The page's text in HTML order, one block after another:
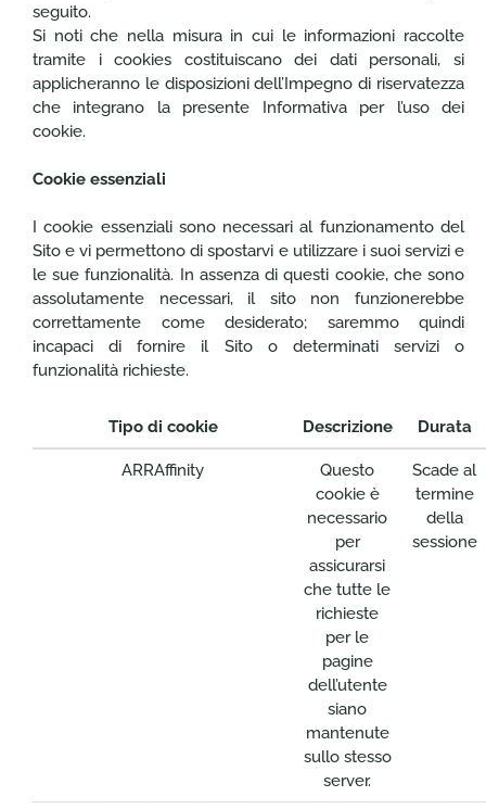
seguito.
Si noti che nella misura in cui le informazioni raccolte
tramite i cookies costituiscano dei dati personali, si
applicheranno le disposizioni dell’Impegno di riservatezza
che integrano la presente Informativa per l’uso dei
cookie.
Cookie essenziali
I cookie essenziali sono necessari al funzionamento del
Sito e vi permettono di spostarvi e utilizzare i suoi servizi e
le sue funzionalità. In assenza di questi cookie, che sono
assolutamente necessari, il sito non funzionerebbe
correttamente come desiderato; saremmo quindi
incapaci di fornire il Sito o determinati servizi o
funzionalità richieste.
Tipo di cookie Descrizione Durata
ARRAffinity
Questo
cookie è
necessario
per
assicurarsi
che tutte le
richieste
per le
pagine
dell’utente
siano
mantenute
sullo stesso
server.
Scade al
termine
della
sessione